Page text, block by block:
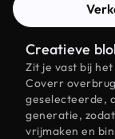
Creatieve
Zit je vast bij
Coverr
geselecteerde,
generatie,
vrijmaken en